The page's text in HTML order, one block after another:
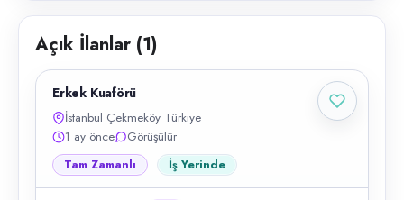
Açık İlanlar (1)
Erkek Kuaförü
İstanbul Çekmeköy Türkiye
1 ay önce
Görüşülür
Tam Zamanlı İş Yerinde